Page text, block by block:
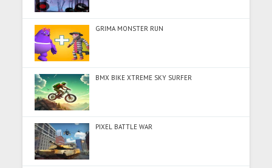
GRIMA MONSTER RUN
BMX BIKE XTREME SKY SURFER
PIXEL BATTLE WAR